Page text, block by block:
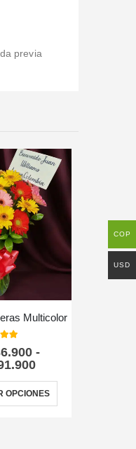
previa
Multicolor
-
OPCIONES
COP
USD